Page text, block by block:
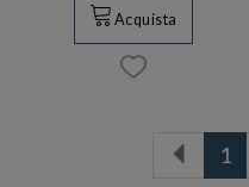
Acquista
1